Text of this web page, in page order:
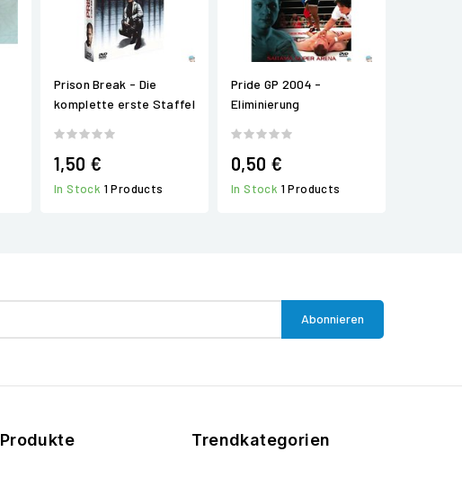
Prison Break - Die
komplette erste Staffel
1,50 €
In Stock 1 Products
Pride GP 2004 -
Eliminierung
0,50 €
In Stock 1 Products
Produkte Trendkategorien